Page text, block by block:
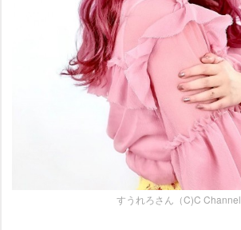
すうれろさん（C)C Channel